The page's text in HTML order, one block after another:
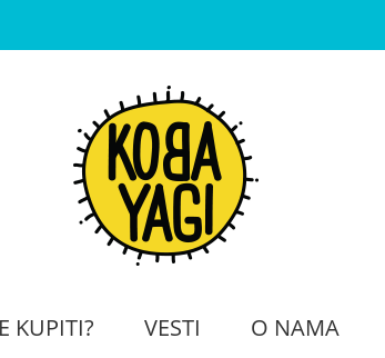
KUPITI? VESTI O NAMA